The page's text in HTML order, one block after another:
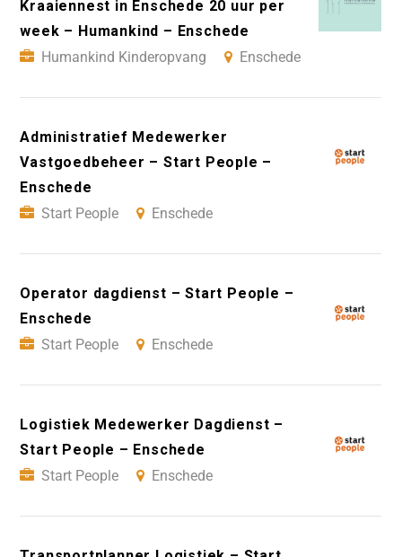
Kraaiennest in Enschede 20 uur per
week – Humankind – Enschede
Humankind Kinderopvang
Enschede
Administratief Medewerker
Vastgoedbeheer – Start People –
Enschede
Start People
Enschede
Operator dagdienst – Start People –
Enschede
Start People
Enschede
Logistiek Medewerker Dagdienst –
Start People – Enschede
Start People
Enschede